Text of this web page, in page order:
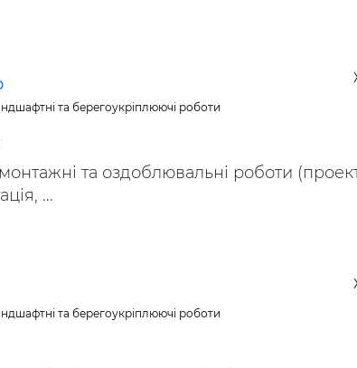
та берегоукріплюючі роботи
та оздоблювальні роботи
...
та берегоукріплюючі роботи